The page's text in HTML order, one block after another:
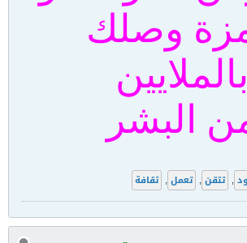
وصلك
بالملايين
البشر
, تتقن , تعمل , ثقافة